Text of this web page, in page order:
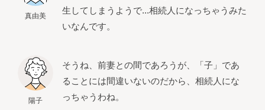
真由美
生してしまうようで...相続人になっちゃうみた
いなんです。
陽子
そうね、前妻との間であろうが、「子」であ
ることには間違いないのだから、相続人にな
っちゃうわね。